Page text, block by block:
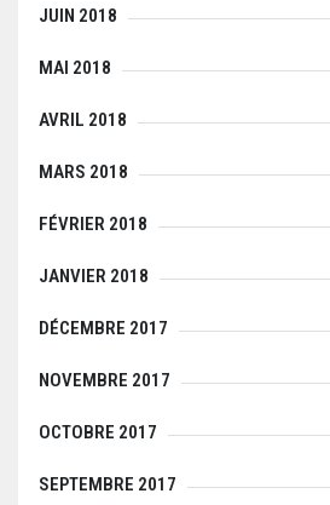
JUIN 2018
MAI 2018
AVRIL 2018
MARS 2018
FÉVRIER 2018
JANVIER 2018
DÉCEMBRE 2017
NOVEMBRE 2017
OCTOBRE 2017
SEPTEMBRE 2017